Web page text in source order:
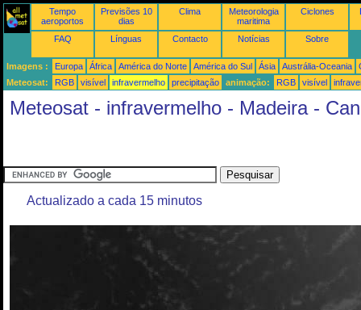
Tempo
aeroportos
Previsões 10
dias
Clima
Meteorologia
maritima
Ciclones
FAQ Línguas Contacto Notícias Sobre
Imagens : Europa África América do Norte América do Sul Ásia Austrália-Oceania
Meteosat:
RGB visível infravermelho precipitação animação: RGB visível
Meteosat - infravermelho - Madeira -
Actualizado a cada 15 minutos